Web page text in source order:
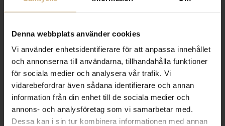
Denna webbplats använder cookies
Vi använder enhetsidentifierare för att anpassa innehållet
och annonserna till användarna, tillhandahålla funktioner
för sociala medier och analysera vår trafik. Vi
vidarebefordrar även sådana identifierare och annan
information från din enhet till de sociala medier och
annons- och analysföretag som vi samarbetar med.
Dessa kan i sin tur kombinera informationen med annan
Håll dig uppdaterad
PRENUMERERA PÅ VÅRT NYHETSBREV
Kvinna Man